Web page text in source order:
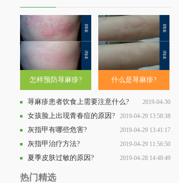
怎样预防荨麻疹? 什么是荨麻疹?
荨麻疹患者饮食上需要注意什么?
2019-04-30
11:09:53
女孩脸上出现青春痘的原因? 2019-04-29 13:58:38
灰指甲有哪些危害? 2019-04-29 13:41:17
灰指甲治疗方法? 2019-04-29 11:56:50
夏季皮肤过敏的原因? 2019-04-28 14:48:49
热门精选